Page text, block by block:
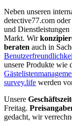
Neben unseren
detective77.com
und
Markt. Wir
beraten auch in
unsere Produkte wie
survey.life werden
Unsere
Freitag.
gedacht, wir